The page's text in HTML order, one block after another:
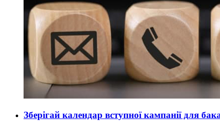
Зберігай календар вступної кампанії для